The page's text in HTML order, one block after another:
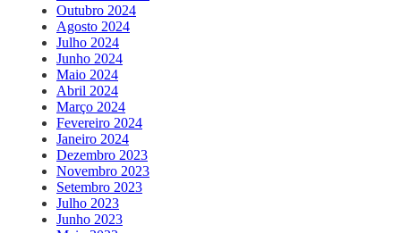
Outubro 2024
Agosto 2024
Julho 2024
Junho 2024
Maio 2024
Abril 2024
Março 2024
Fevereiro 2024
Janeiro 2024
Dezembro 2023
Novembro 2023
Setembro 2023
Julho 2023
Junho 2023